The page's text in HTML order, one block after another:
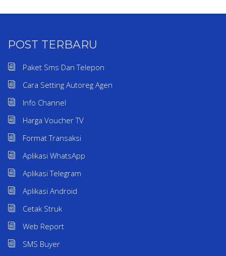
POST TERBARU
Paket Sms Dan Telepon
Cara Setting Autoreg Agen
Info Channel
Harga Voucher TV
Format Transaksi
Aplikasi WhatsApp
Aplikasi Telegram
Aplikasi Android
Cetak Struk
Web Report
SMS Buyer